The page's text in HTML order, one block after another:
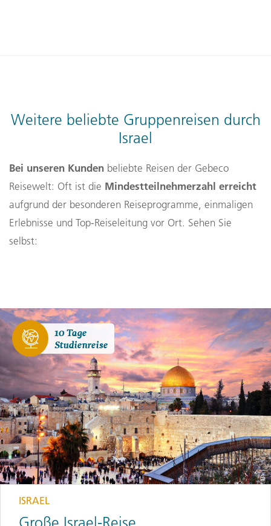
Weitere beliebte Gruppenreisen durch
Israel
Bei unseren Kunden beliebte Reisen der Gebeco
Reisewelt: Oft ist die Mindestteilnehmerzahl erreicht
aufgrund der besonderen Reiseprogramme, einmaligen
Erlebnisse und Top-Reiseleitung vor Ort. Sehen Sie
selbst:
10 Tage
Studienreise
ISRAEL